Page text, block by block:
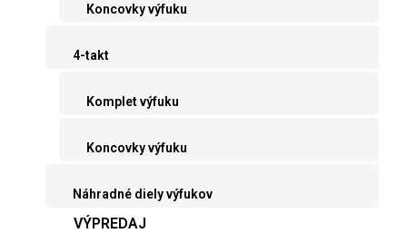
Koncovky výfuku
4-takt
Komplet výfuku
Koncovky výfuku
Náhradné diely výfukov
VÝPREDAJ